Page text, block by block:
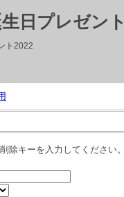
日プレゼン
ト2022
除キーを入力してください